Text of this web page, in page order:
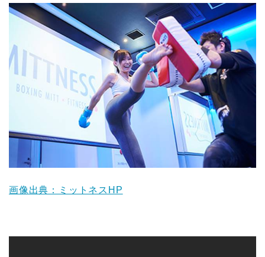
画像出典：ミットネスHP